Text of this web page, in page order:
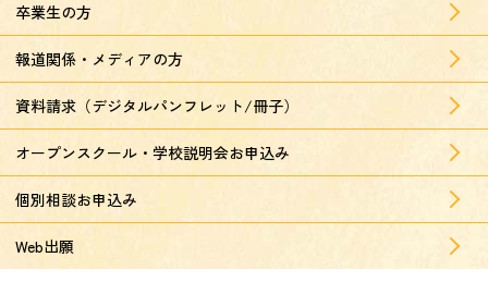
卒業生の方
報道関係・メディアの方
資料請求（デジタルパンフレット/冊子）
オープンスクール・学校説明会お申込み
個別相談お申込み
Web出願